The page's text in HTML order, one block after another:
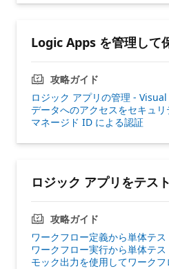
Logic Apps を管理して
攻略ガイド
ロジック アプリの管理 -
データへのアクセスをセキュ
マネージド ID による認証
ロジック アプリをテス
攻略ガイド
ワークフロー定義から単体テ
ワークフロー実行から単体テ
モック出力を使用してワーク